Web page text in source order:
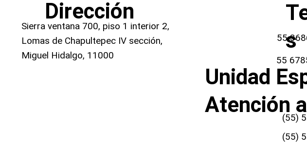
Dirección
Sierra ventana 700, piso 1 interior 2,
Lomas de Chapultepec IV sección,
Miguel Hidalgo, 11000
s
55
55
Unidad
Atención(55)
(55)